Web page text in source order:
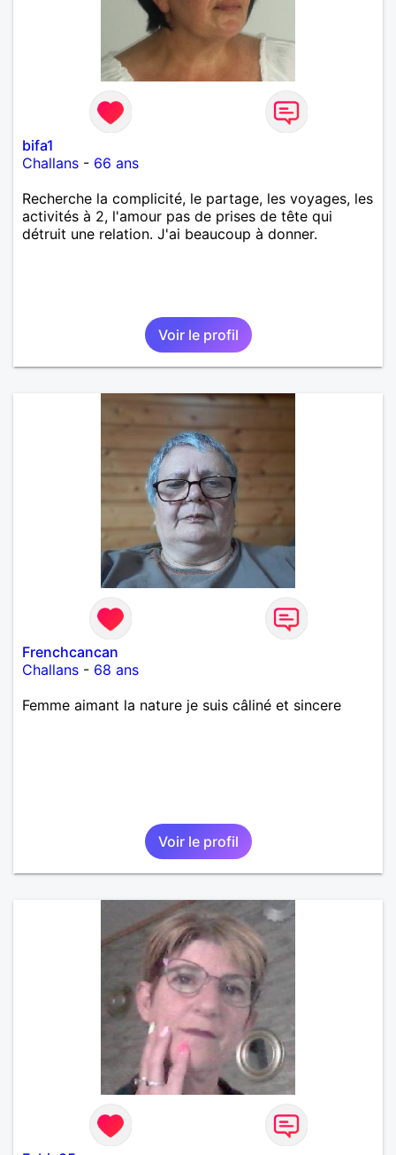
bifa1
Challans - 66 ans
Recherche la complicité, le partage, les voyages, les
activités à 2, l'amour pas de prises de tête qui
détruit une relation. J'ai beaucoup à donner.
Voir le profil
Frenchcancan
Challans - 68 ans
Femme aimant la nature je suis câliné et sincere
Voir le profil